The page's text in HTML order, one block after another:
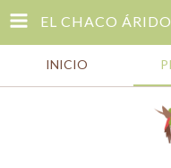
EL CHACO ÁRIDO
INICIO